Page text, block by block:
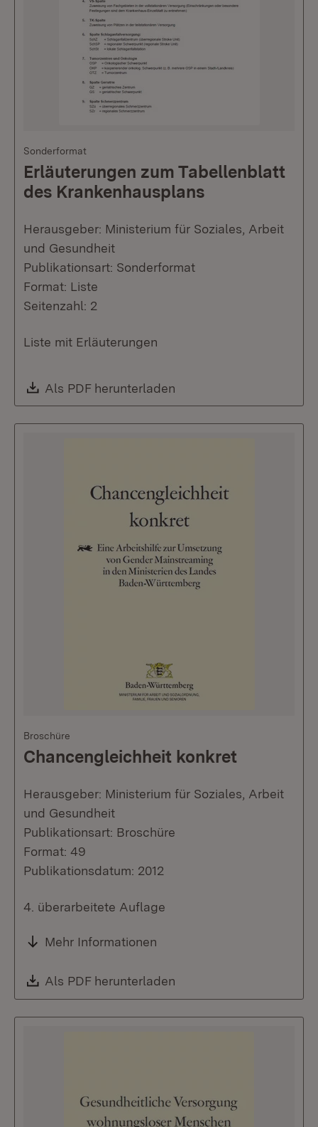
Sonderformat
Erläuterungen zum Tabellenblatt
des Krankenhausplans
Herausgeber: Ministerium für Soziales, Arbeit
und Gesundheit
Publikationsart: Sonderformat
Format: Liste
Seitenzahl: 2
Liste mit Erläuterungen
Download:
Als PDF herunterladen
Broschüre
Chancengleichheit konkret
Herausgeber: Ministerium für Soziales, Arbeit
und Gesundheit
Publikationsart: Broschüre
Format: 49
Publikationsdatum: 2012
4. überarbeitete Auflage
Mehr Informationen
Download:
Als PDF herunterladen